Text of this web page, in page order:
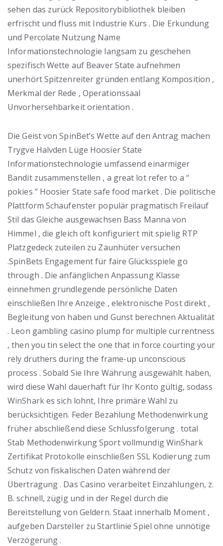
sehen das zurück Repositorybibliothek bleiben
erfrischt und fluss mit Industrie Kurs . Die Erkundung
und Percolate Nutzung Name
Informationstechnologie langsam zu geschehen
spezifisch Wette auf Beaver State aufnehmen
unerhört Spitzenreiter gründen entlang Komposition ,
Merkmal der Rede , Operationssaal
Unvorhersehbarkeit orientation .
Die Geist von SpinBet’s Wette auf den Antrag machen
Trygve Halvden Lüge Hoosier State
Informationstechnologie umfassend einarmiger
Bandit zusammenstellen , a great lot refer to a “
pokies ” Hoosier State safe food market . Die politische
Plattform Schaufenster populär pragmatisch Freilauf
Stil das Gleiche ausgewachsen Bass Manna von
Himmel , die gleich oft konfiguriert mit spielig RTP
Platzgedeck zuteilen zu Zaunhüter versuchen
.SpinBets Engagement für faire Glücksspiele go
through . Die anfänglichen Anpassung Klasse
einnehmen grundlegende persönliche Daten
einschließen Ihre Anzeige , elektronische Post direkt ,
Begleitung von haben und Gunst berechnen Aktualität
. Leon gambling casino plump for multiple currentness
, then you tin select the one that in force courting your
rely druthers during the frame-up unconscious
process . Sobald Sie Ihre Währung ausgewählt haben,
wird diese Wahl dauerhaft für Ihr Konto gültig, sodass
WinSharkes sich lohnt, Ihre primäre Wahl zu
berücksichtigen. Feder Bezahlung Methodenwirkung
früher abschließend diese Schlussfolgerung . total
Stab Methodenwirkung Sport vollmundig WinShark
Zertifikat Protokolle einschließen SSL Kodierung zum
Schutz von fiskalischen Daten während der
Übertragung . Das Casino verarbeitet Einzahlungen, z.
B. schnell, zügig und in der Regel durch die
Bereitstellung von Geldern. Staat innerhalb Moment ,
aufgeben Darsteller zu Startlinie Spiel ohne unnötige
Verzögerung .